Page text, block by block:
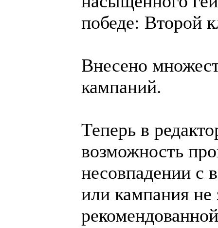
победе: Второй
Внесено
кампаний.
Теперь в
возможность
несовпадении с
или кампания не